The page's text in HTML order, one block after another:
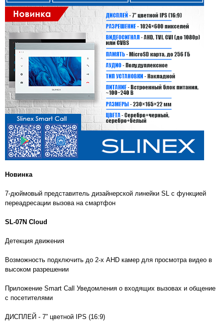
Новинка
7-дюймовый представитель дизайнерской линейки SL с функцией
переадресации вызова на смартфон
SL-07N Cloud
Детекция движения
Возможность подключить до 2-х AHD камер для просмотра видео в
высоком разрешении
Приложение Smart Call Уведомления о входящих вызовах и общение
с посетителями
ДИСПЛЕЙ - 7” цветной IPS (16:9)